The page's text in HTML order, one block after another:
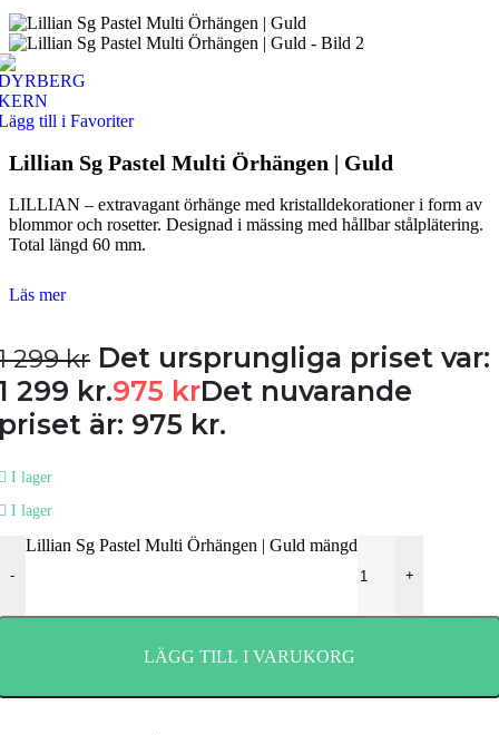
till i Favoriter
Lillian Sg Pastel Multi Örhängen | Guld
LILLIAN – extravagant örhänge med kristalldekorationer i form av
blommor och rosetter. Designad i mässing med hållbar stålplätering.
Total längd 60 mm.
Läs mer
299kr Det ursprungliga priset var:
299 kr.975 krDet nuvarande
är: 975 kr.
I lager
I lager
-
Lillian Sg Pastel Multi Örhängen | Guld mängd
+
LÄGG TILL I VARUKORG